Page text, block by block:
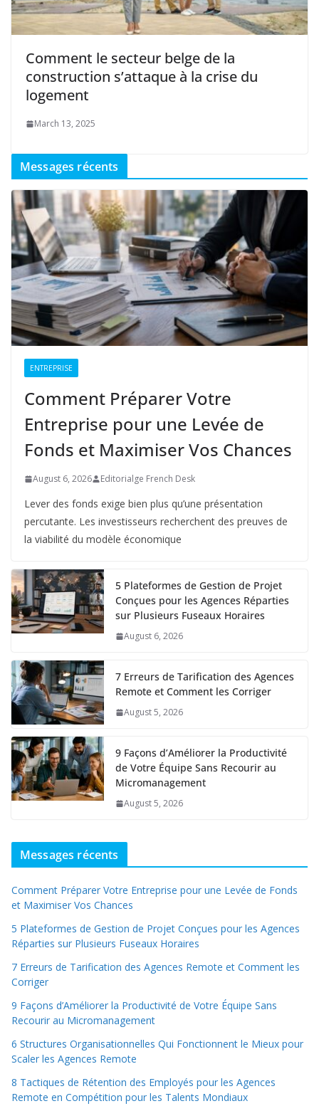
Comment le secteur belge de la
construction s’attaque à la crise du
logement
March 13, 2025
Messages récents
ENTREPRISE
Comment Préparer Votre
Entreprise pour une Levée de
Fonds et Maximiser Vos Chances
August 6, 2026 Editorialge French Desk
Lever des fonds exige bien plus qu’une présentation
percutante. Les investisseurs recherchent des preuves de
la viabilité du modèle économique
5 Plateformes de Gestion de Projet
Conçues pour les Agences Réparties
sur Plusieurs Fuseaux Horaires
August 6, 2026
7 Erreurs de Tarification des Agences
Remote et Comment les Corriger
August 5, 2026
9 Façons d’Améliorer la Productivité
de Votre Équipe Sans Recourir au
Micromanagement
August 5, 2026
Messages récents
Comment Préparer Votre Entreprise pour une Levée de Fonds
et Maximiser Vos Chances
5 Plateformes de Gestion de Projet Conçues pour les Agences
Réparties sur Plusieurs Fuseaux Horaires
7 Erreurs de Tarification des Agences Remote et Comment les
Corriger
9 Façons d’Améliorer la Productivité de Votre Équipe Sans
Recourir au Micromanagement
6 Structures Organisationnelles Qui Fonctionnent le Mieux pour
Scaler les Agences Remote
8 Tactiques de Rétention des Employés pour les Agences
Remote en Compétition pour les Talents Mondiaux